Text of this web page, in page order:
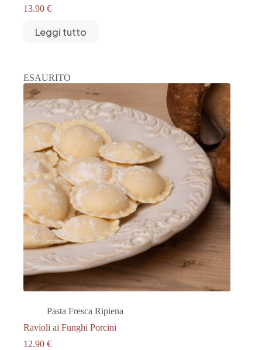
13.90 €
Leggi tutto
ESAURITO
Pasta Fresca Ripiena
Ravioli ai Funghi Porcini
12.90 €